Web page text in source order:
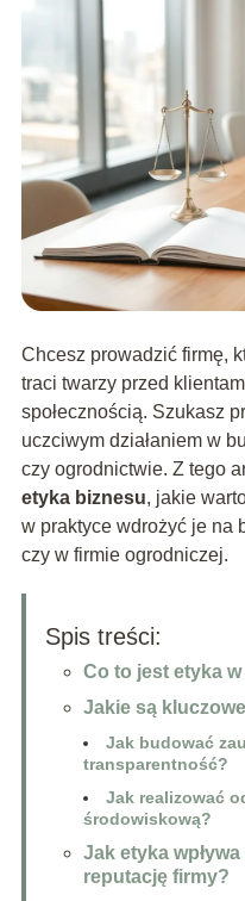
Chcesz prowadzić firmę,
traci twarzy przed
społecznością. Szukasz
uczciwym działaniem w
czy ogrodnictwie. Z tego
etyka biznesu, jakie
w praktyce wdrożyć je na
czy w firmie ogrodniczej.
Spis treści:
Co to jest etyka
Jakie są
Jak budować
transparentność?
Jak realizować
środowiskową?
Jak etyka
reputację firmy?